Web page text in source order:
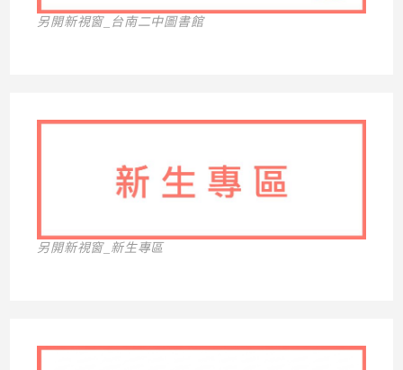
另開新視窗_台南二中圖書館
另開新視窗_新生專區